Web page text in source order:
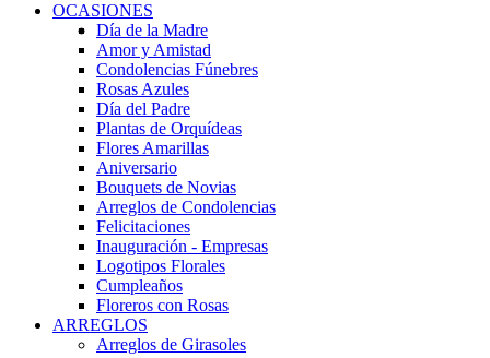
OCASIONES
Día de la Madre
Amor y Amistad
Condolencias Fúnebres
Rosas Azules
Día del Padre
Plantas de Orquídeas
Flores Amarillas
Aniversario
Bouquets de Novias
Arreglos de Condolencias
Felicitaciones
Inauguración - Empresas
Logotipos Florales
Cumpleaños
Floreros con Rosas
ARREGLOS
Arreglos de Girasoles